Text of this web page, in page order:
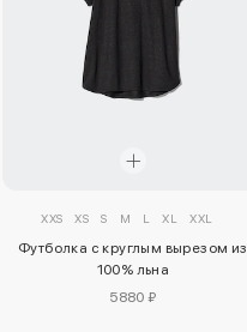
XXS XS S M L XL XXL
Футболка с круглым вырезом из
100% льна
5880 ₽